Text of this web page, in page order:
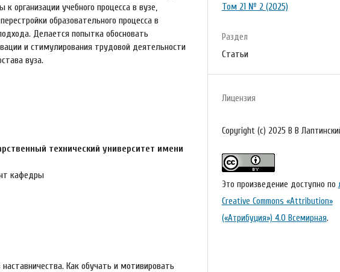
организации учебного процесса в вузе,
образовательного процесса в
Делается попытка обосновать
и стимулирования трудовой деятельности
вуза.
технический университет имени
кафедры
Как обучать и мотивировать
Том 21 № 2 (2025)
Раздел
Статьи
Лицензия
Copyright (c) 2025 В В
Это произведение доступно по
Creative Commons «Attribution»
(«Атрибуция») 4.0 Всемирная.